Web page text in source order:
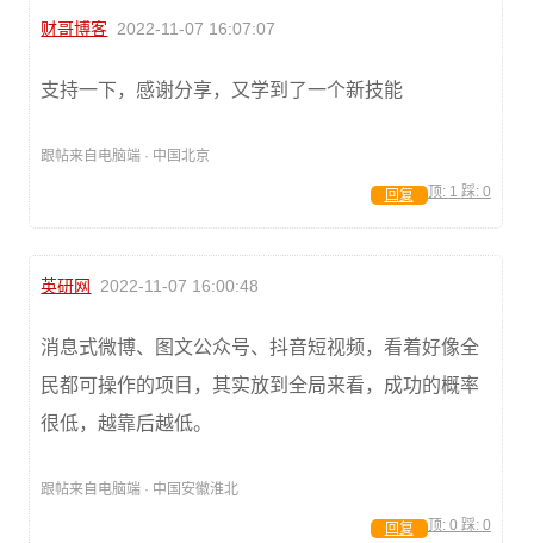
财哥博客 2022-11-07 16:07:07
支持一下，感谢分享，又学到了一个新技能
跟帖来自电脑端 · 中国北京
顶: 1 踩: 0
回复
英研网 2022-11-07 16:00:48
消息式微博、图文公众号、抖音短视频，看着好像全
民都可操作的项目，其实放到全局来看，成功的概率
很低，越靠后越低。
跟帖来自电脑端 · 中国安徽淮北
顶: 0 踩: 0
回复